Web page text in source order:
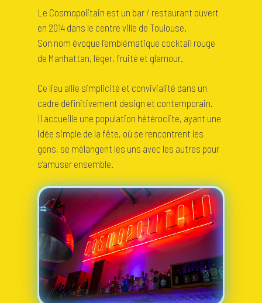
Le Cosmopolitain est un bar / restaurant ouvert
en 2014 dans le centre ville de Toulouse.
Son nom évoque l’emblématique cocktail rouge
de Manhattan, léger, fruité et glamour.
Ce lieu allie simplicité et convivialité dans un
cadre définitivement design et contemporain.
Il accueille une population hétéroclite, ayant une
idée simple de la fête, où se rencontrent les
gens, se mélangent les uns avec les autres pour
s’amuser ensemble.